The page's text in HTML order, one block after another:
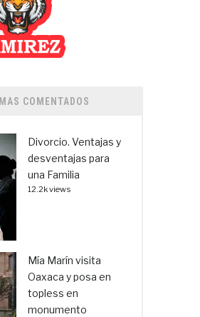
MAS COMENTADOS
Divorcio. Ventajas y
desventajas para
una Familia
12.2k views
Mía Marín visita
Oaxaca y posa en
topless en
monumento